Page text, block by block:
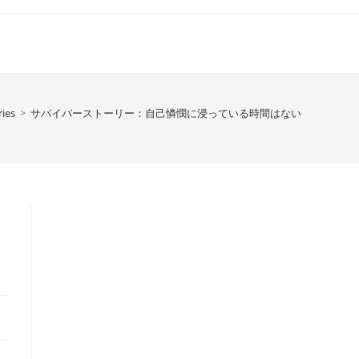
> サバイバーストーリー：自己憐憫に浸っている時間はない